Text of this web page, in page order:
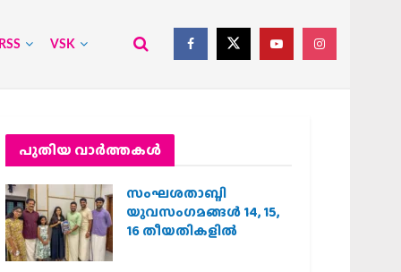
RSS VSK
പുതിയ വാര്‍ത്തകള്‍
സംഘശതാബ്ദി
യുവസംഗമങ്ങള്‍ 14, 15,
16 തീയതികളില്‍